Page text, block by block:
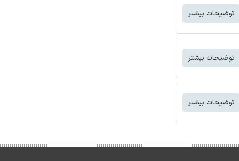
توضیحات بیشتر
توضیحات بیشتر
توضیحات بیشتر